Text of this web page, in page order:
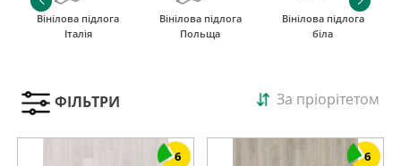
Вінілова підлога
Італія
Вінілова підлога
Польща
Вінілова підлога
біла
ФІЛЬТРИ За пріорітетом
6 6